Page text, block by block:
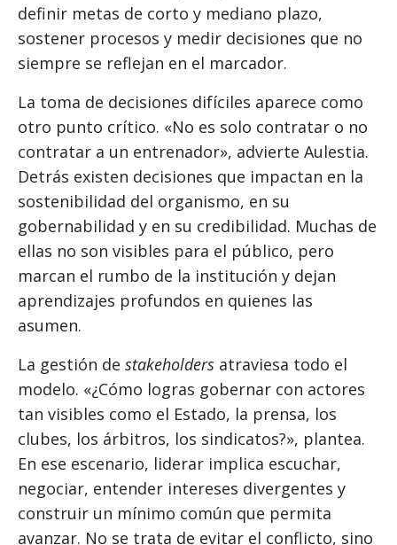
definir metas de corto y mediano plazo,
sostener procesos y medir decisiones que no
siempre se reflejan en el marcador.
La toma de decisiones difíciles aparece como
otro punto crítico. «No es solo contratar o no
contratar a un entrenador», advierte Aulestia.
Detrás existen decisiones que impactan en la
sostenibilidad del organismo, en su
gobernabilidad y en su credibilidad. Muchas de
ellas no son visibles para el público, pero
marcan el rumbo de la institución y dejan
aprendizajes profundos en quienes las
asumen.
La gestión de stakeholders atraviesa todo el
modelo. «¿Cómo logras gobernar con actores
tan visibles como el Estado, la prensa, los
clubes, los árbitros, los sindicatos?», plantea.
En ese escenario, liderar implica escuchar,
negociar, entender intereses divergentes y
construir un mínimo común que permita
avanzar. No se trata de evitar el conflicto, sino